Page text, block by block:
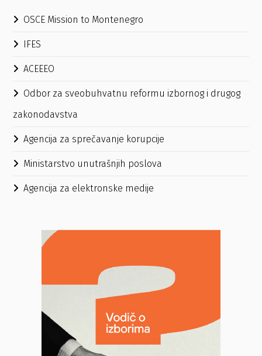
OSCE Mission to Montenegro
IFES
ACEEEO
Odbor za sveobuhvatnu reformu izbornog i drugog
zakonodavstva
Agencija za sprečavanje korupcije
Ministarstvo unutrašnjih poslova
Agencija za elektronske medije